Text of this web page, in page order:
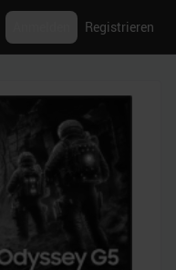
Registrieren